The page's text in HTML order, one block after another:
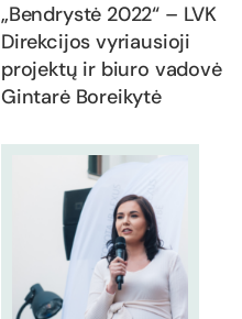
„Bendrystė 2022“ – LVK
Direkcijos vyriausioji
projektų ir biuro vadovė
Gintarė Boreikytė